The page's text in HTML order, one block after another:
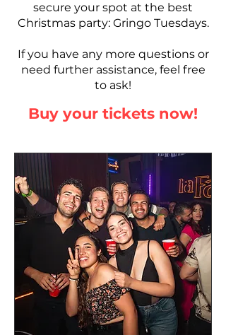
secure your spot at the best
Christmas party: Gringo Tuesdays.
If you have any more questions or
need further assistance, feel free
to ask!
Buy your tickets now!